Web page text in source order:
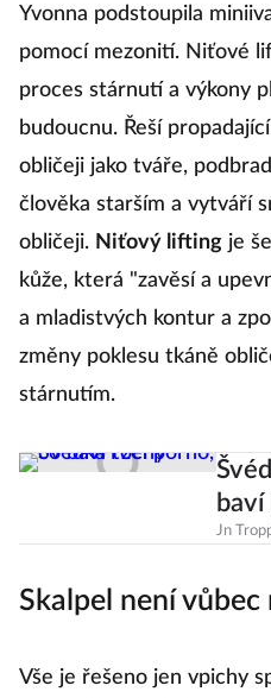
Yvonna podstoupila
pomocí mezonití. Niťové
proces stárnutí a výkony
budoucnu. Řeší
obličeji jako tváře,
člověka starším a vytváří
obličeji. Niťový lifting je
kůže, která "zavěsí a
a mladistvých kontur a
změny poklesu tkáně
stárnutím.
baví
Jn
Skalpel není vůbec
Vše je řešeno jen vpichy